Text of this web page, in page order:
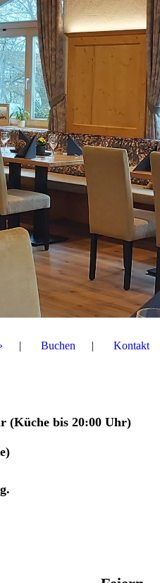
Buchen Kontakt
(Küche bis 20:00 Uhr)